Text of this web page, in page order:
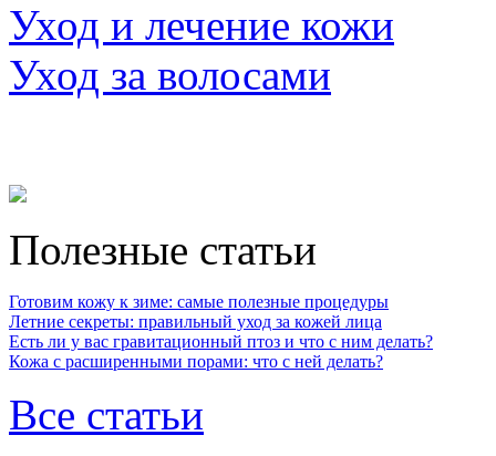
Уход и лечение кожи
Уход за волосами
Полезные статьи
Готовим кожу к зиме: самые полезные процедуры
Летние секреты: правильный уход за кожей лица
Есть ли у вас гравитационный птоз и что с ним делать?
Кожа с расширенными порами: что с ней делать?
Все статьи